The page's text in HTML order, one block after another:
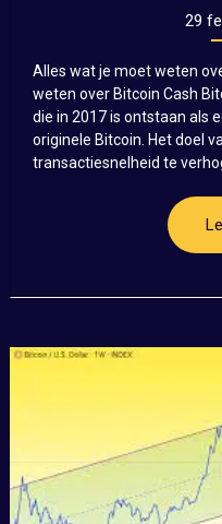
29
Alles wat je moet weten
weten over Bitcoin Cash
die in 2017 is ontstaan als
originele Bitcoin. Het doel
transactiesnelheid te